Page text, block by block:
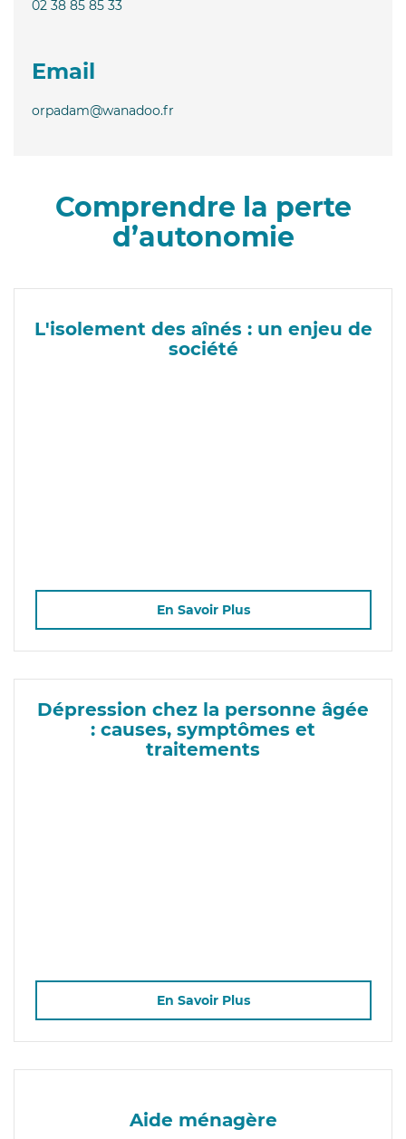
02 38 85 85 33
Email
orpadam@wanadoo.fr
Comprendre la perte
d’autonomie
L'isolement des aînés : un enjeu de
société
En Savoir Plus
Dépression chez la personne âgée
: causes, symptômes et
traitements
En Savoir Plus
Aide ménagère